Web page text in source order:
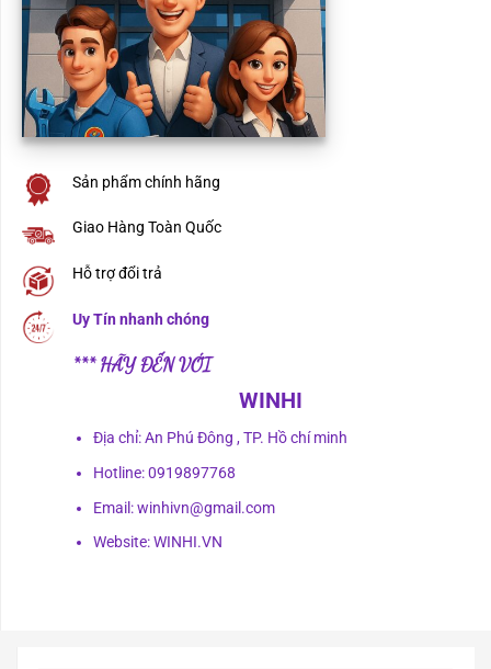
Sản phẩm chính hãng
Giao Hàng Toàn Quốc
Hỗ trợ đổi trả
Uy Tín nhanh chóng
*** HÃY ĐẾN VỚI
WINHI
Địa chỉ: An Phú Đông , TP. Hồ chí minh
Hotline: 0919897768
Email: winhivn@gmail.com
Website: WINHI.VN